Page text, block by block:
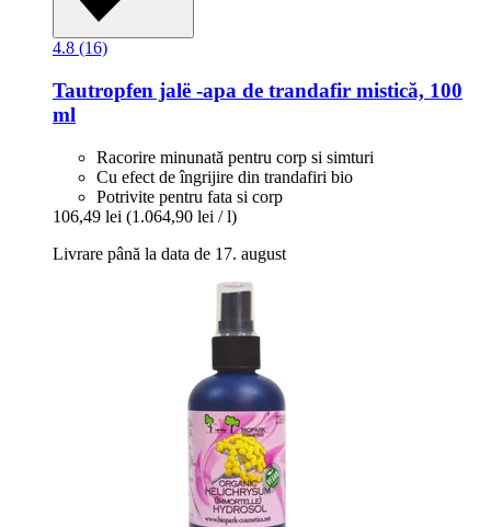
4.8 (16)
Tautropfen jalë -​apa de trandafir mistică, 100
ml
Racorire minunată pentru corp si simturi
Cu efect de îngrijire din trandafiri bio
Potrivite pentru fata si corp
106,49 lei (1.064,90 lei / l)
Livrare până la data de 17. august